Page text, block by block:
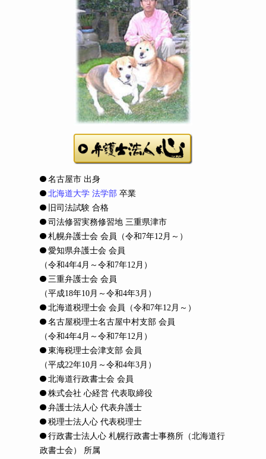
名古屋市 出身
北海道大学 法学部 卒業
旧司法試験 合格
司法修習実務修習地 三重県津市
札幌弁護士会 会員
（令和7年12月～）
愛知県弁護士会 会員
（令和4年4月～令和7年12月）
三重弁護士会 会員
（平成18年10月～令和4年3月）
北海道税理士会 会員
（令和7年12月～）
名古屋税理士名古屋中村支部 会員
（令和4年4月～令和7年12月）
東海税理士会津支部 会員
（平成22年10月～令和4年3月）
北海道行政書士会 会員
株式会社 心経営 代表取締役
弁護士法人心 代表弁護士
税理士法人心 代表税理士
行政書士法人心 札幌行政書士事務所（北海道行
政書士会） 所属